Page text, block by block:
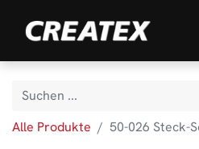
Alle Produkte 50-026 Steck-